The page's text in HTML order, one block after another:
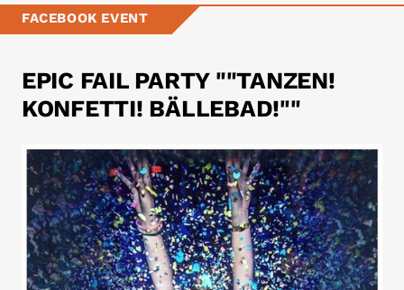
FACEBOOK EVENT
EPIC FAIL PARTY ""TANZEN!
KONFETTI! BÄLLEBAD!""